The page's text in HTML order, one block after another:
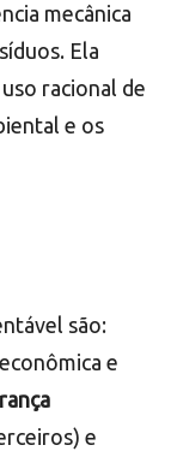
mecânica
Ela
racional de
e os
são:
e
e